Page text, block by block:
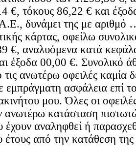
€, τόκους 86,22 € και
δυνάμει της με αριθμό
κάρτας, οφείλω
€, αναλυόμενα κατά
έξοδα 00,00 €. Συνολικό
ανωτέρω οφειλές καμία
εμπράγματη ασφάλεια επί
μου. Όλες οι
ανωτέρω κατάσταση
έχουν αναληφθεί ή
έτους από την κατάθεση